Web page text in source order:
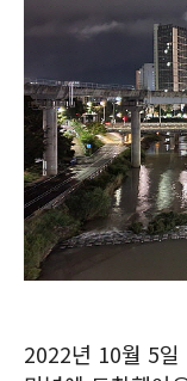
2022년 10월 5일